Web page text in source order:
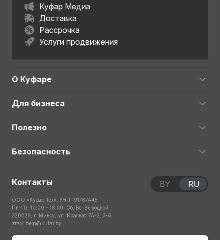
Куфар Медиа
Доставка
Рассрочка
Услуги продвижения
О Куфаре
Для бизнеса
Полезно
Безопасность
Контакты
ООО «Куфар Тех», УНП 191767445
Пн-Пт: 10:00 – 18:00; Сб, Вс: Выходной
220029, г. Минск, ул. Красная 7А-2, 3-й
этаж help@kufar.by
BY RU